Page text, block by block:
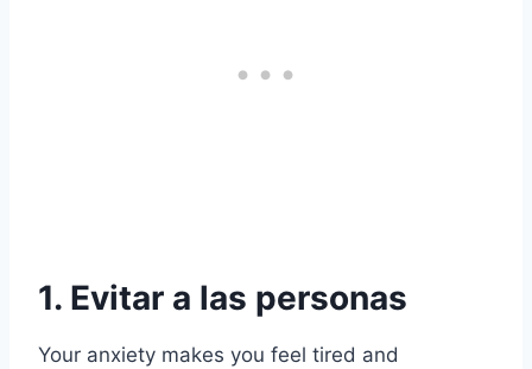
1. Evitar a las personas
Your anxiety makes you feel tired and